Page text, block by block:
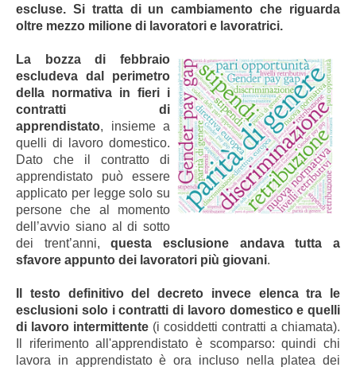
escluse. Si tratta di un cambiamento che riguarda
oltre mezzo milione di lavoratori e lavoratrici.
La bozza di febbraio
escludeva dal perimetro
della normativa in fieri i
contratti di
apprendistato, insieme a
quelli di lavoro domestico.
Dato che il contratto di
apprendistato può essere
applicato per legge solo su
persone che al momento
dell’avvio siano al di sotto
dei trent’anni,questa esclusione andava tutta a
sfavore appunto dei lavoratori più giovani.
Il testo definitivo del decreto invece elenca tra le
esclusioni solo i contratti di lavoro domestico e quelli
di lavoro intermittente (i cosiddetti contratti a chiamata).
Il riferimento all'apprendistato è scomparso: quindi chi
lavora in apprendistato è ora incluso nella platea dei